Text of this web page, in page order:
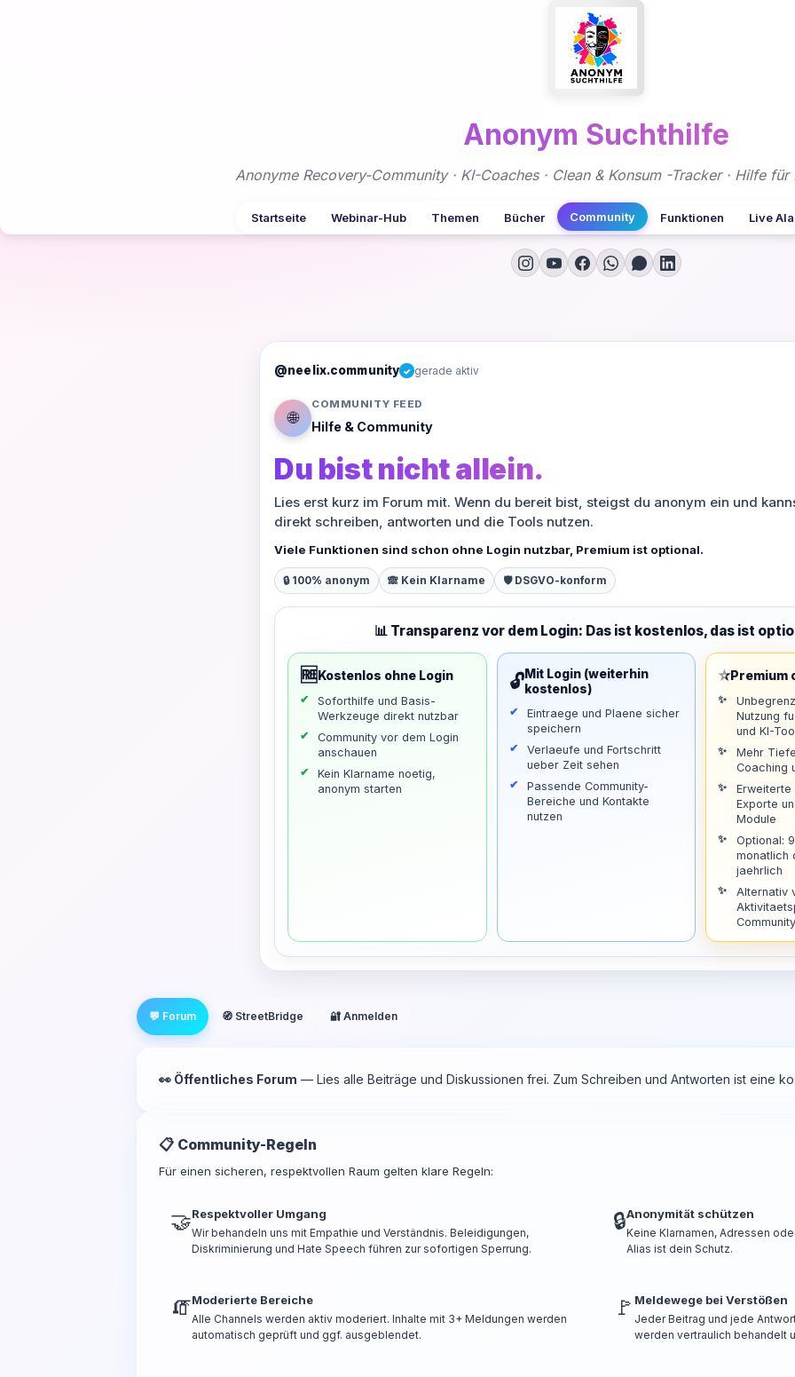
Anonym Suchthilfe
Anonyme Recovery-Community · KI-Coaches · Clean & Konsum -Tracker · Hilfe
Startseite Webinar-Hub Themen Bücher Community Funktionen Live
@neelix.community ✓ gerade aktiv
🌐
COMMUNITY FEED
Hilfe & Community
Du bist nicht allein.
Lies erst kurz im Forum mit. Wenn du bereit bist, steigst du anonym ein und
direkt schreiben, antworten und die Tools nutzen.
Viele Funktionen sind schon ohne Login nutzbar, Premium ist optional.
🔒 100% anonym 🙈 Kein Klarname 🛡️ DSGVO-konform
📊 Transparenz vor dem Login: Das ist kostenlos, das ist
🆓 Kostenlos ohne Login
Soforthilfe und Basis-
Werkzeuge direkt nutzbar
Community vor dem Login
anschauen
Kein Klarname noetig,
anonym starten
🔓Mit Login (weiterhin
kostenlos)
Eintraege und Plaene sicher
speichern
Verlaeufe und Fortschritt
ueber Zeit sehen
Passende Community-
Bereiche und Kontakte
nutzen
⭐Premium
Nutzung
und KI-
Mehr
Coaching
Erweiterte
Exporte
Module
Optional:
monatlich
jaehrlich
Alternativ
💬 Forum 🧭 StreetBridge 🔐 Anmelden
👀 Öffentliches Forum — Lies alle Beiträge und Diskussionen frei. Zum Schreiben und Antworten ist eine
📋 Community-Regeln
Für einen sicheren, respektvollen Raum gelten klare Regeln:
🤝Respektvoller Umgang
Wir behandeln uns mit Empathie und Verständnis. Beleidigungen,
Diskriminierung und Hate Speech führen zur sofortigen Sperrung.
🔒Anonymität schützen
Keine Klarnamen, Adressen
Alias ist dein Schutz.
🧯Moderierte Bereiche
Alle Channels werden aktiv moderiert. Inhalte mit 3+ Meldungen werden
automatisch geprüft und ggf. ausgeblendet.
🚩 Meldewege bei Verstößen
Jeder Beitrag und jede
werden vertraulich behandelt